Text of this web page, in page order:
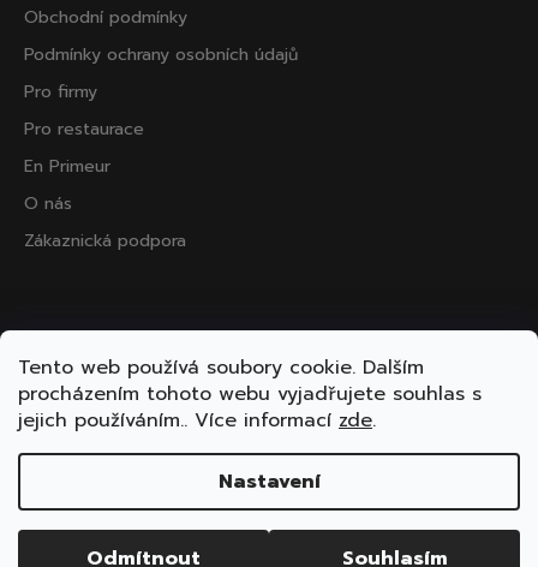
Tento web používá soubory cookie. Dalším
procházením tohoto webu vyjadřujete souhlas s
jejich používáním.. Více informací zde.
Nastavení
Odmítnout Souhlasím
Obchodní podmínky
Podmínky ochrany osobních údajů
Pro firmy
Pro restaurace
En Primeur
O nás
Zákaznická podpora
Přijímáme online platby
Copyright 2026ooo.wine. Všechna práva vyhrazena.
Upravit nastavení cookies